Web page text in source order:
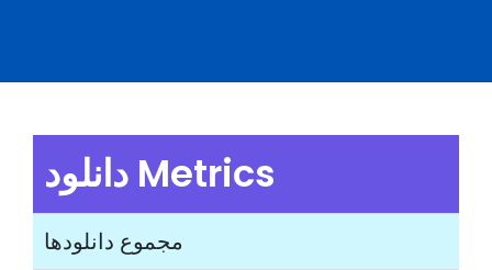
دانلود Metrics
مجموع دانلودها